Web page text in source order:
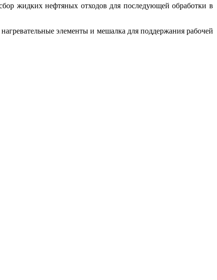
жидких нефтяных отходов для последующей обработки в
элементы и мешалка для поддержания рабочей